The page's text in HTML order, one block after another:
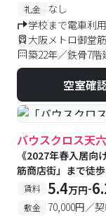
礼金
なし
学校まで電車利
大阪メトロ御堂
築22年／鉄骨7階
空室確
#女性優先フロア
バウスクロス天六
《2027年春入居向
筋商店街」まで徒
賃料 5.4万円-
敷金 70,000円／